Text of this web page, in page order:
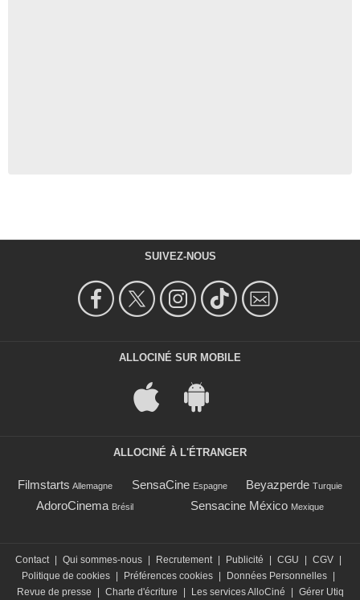
SUIVEZ-NOUS
ALLOCINÉ SUR MOBILE
ALLOCINÉ À L'ÉTRANGER
Filmstarts Allemagne SensaCine Espagne Beyazperde Turquie
AdoroCinema Brésil Sensacine México Mexique
Contact Qui sommes-nous Recrutement Publicité CGU CGV
Politique de cookies
Préférences cookies Données Personnelles
Revue de presse
Charte d'écriture Les services AlloCiné Gérer Utiq